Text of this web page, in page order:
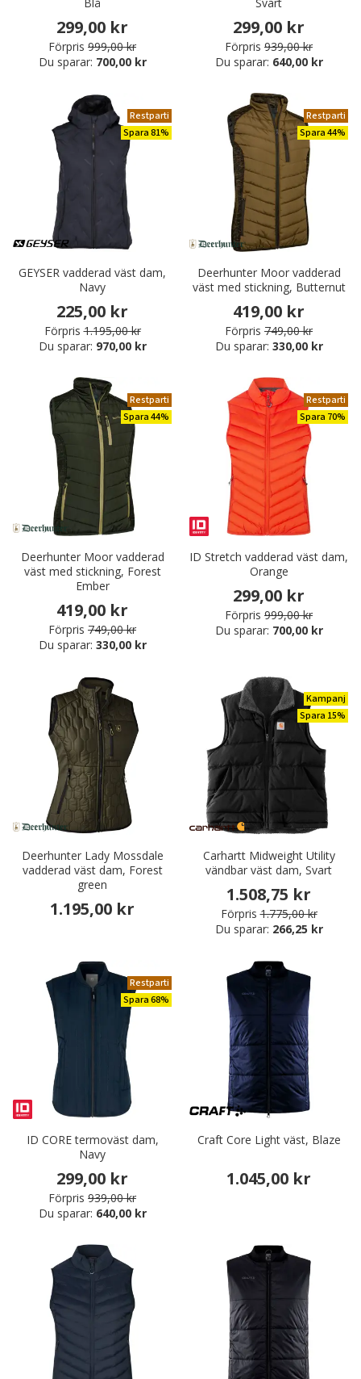
299,00 kr
Förpris 999,00 kr
Du sparar: 700,00 kr
299,00 kr
Förpris 939,00 kr
Du sparar: 640,00 kr
Restparti
Spara 81%
GEYSER vadderad väst dam,
Navy
225,00 kr
Förpris 1.195,00 kr
Du sparar: 970,00 kr
Restparti
Spara 44%
Deerhunter Moor vadderad
väst med stickning, Butternut
419,00 kr
Förpris 749,00 kr
Du sparar: 330,00 kr
Restparti
Spara 44%
Deerhunter Moor vadderad
väst med stickning, Forest
Ember
419,00 kr
Förpris 749,00 kr
Du sparar: 330,00 kr
Restparti
Spara 70%
ID Stretch vadderad väst dam,
Orange
299,00 kr
Förpris 999,00 kr
Du sparar: 700,00 kr
Deerhunter Lady Mossdale
vadderad väst dam, Forest
green
1.195,00 kr
Kampanj
Spara 15%
Carhartt Midweight Utility
vändbar väst dam, Svart
1.508,75 kr
Förpris 1.775,00 kr
Du sparar: 266,25 kr
Restparti
Spara 68%
ID CORE termoväst dam,
Navy
299,00 kr
Förpris 939,00 kr
Du sparar: 640,00 kr
Craft Core Light väst, Blaze
1.045,00 kr